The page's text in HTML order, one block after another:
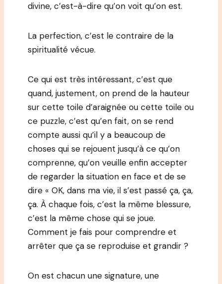
divine, c’est-à-dire qu’on voit qu’on est.
La perfection, c’est le contraire de la
spiritualité vécue.
Ce qui est très intéressant, c’est que
quand, justement, on prend de la hauteur
sur cette toile d’araignée ou cette toile ou
ce puzzle, c’est qu’en fait, on se rend
compte aussi qu’il y a beaucoup de
choses qui se rejouent jusqu’à ce qu’on
comprenne, qu’on veuille enfin accepter
de regarder la situation en face et de se
dire « OK, dans ma vie, il s’est passé ça, ça,
ça. À chaque fois, c’est la même blessure,
c’est la même chose qui se joue.
Comment je fais pour comprendre et
arrêter que ça se reproduise et grandir ?
On est chacun une signature, une